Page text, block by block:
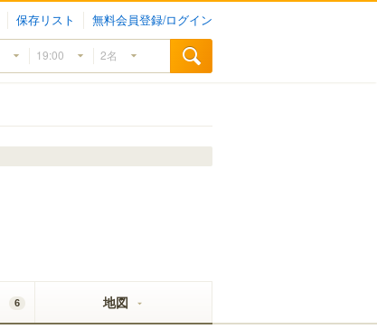
保存リスト 無料会員登録/ログイン
6 地図